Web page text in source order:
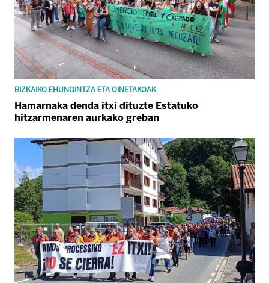
BIZKAIKO EHUNGINTZA ETA OINETAKOAK
Hamarnaka denda itxi dituzte Estatuko
hitzarmenaren aurkako greban